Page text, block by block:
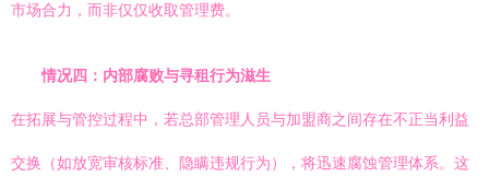
市场合力，而非仅仅收取管理费。
情况四：内部腐败与寻租行为滋生
在拓展与管控过程中，若总部管理人员与加盟商之间存在不正当利益
交换（如放宽审核标准、隐瞒违规行为），将迅速腐蚀管理体系。这